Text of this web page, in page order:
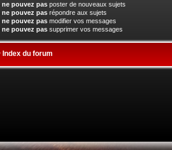
ne pouvez pas poster de nouveaux sujets
ne pouvez pas répondre aux sujets
ne pouvez pas modifier vos messages
ne pouvez pas supprimer vos messages
Index du forum